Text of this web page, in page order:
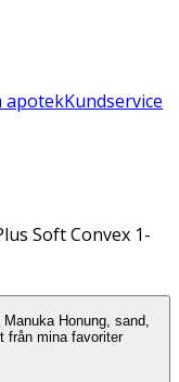
apotekKundservice
Soft Convex 1-
Honung, sand,
från mina favoriter